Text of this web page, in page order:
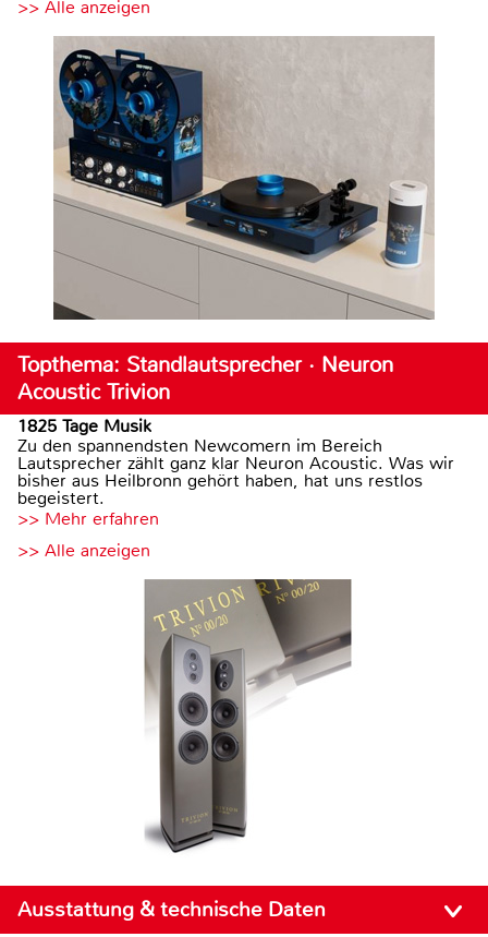
>> Alle anzeigen
Topthema: Standlautsprecher · Neuron
Acoustic Trivion
1825 Tage Musik
Zu den spannendsten Newcomern im Bereich
Lautsprecher zählt ganz klar Neuron Acoustic. Was wir
bisher aus Heilbronn gehört haben, hat uns restlos
begeistert.
>> Mehr erfahren
>> Alle anzeigen
Ausstattung & technische Daten